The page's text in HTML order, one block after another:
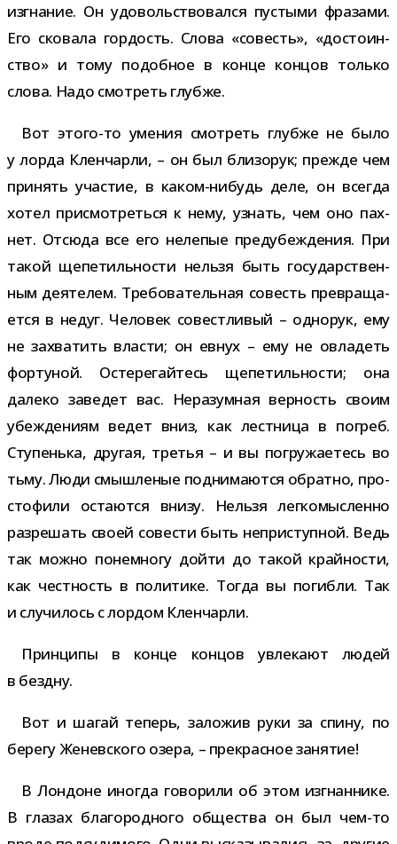
изгна­ние. Он удо­воль­ство­вался пустыми фра­зами.
Его ско­вала гор­дость. Слова «совесть», «досто­ин­
ство» и тому подоб­ное в конце кон­цов только
слова. Надо смот­реть глубже.
Вот этого-​то уме­ния смот­реть глубже не было
у лорда Кленчарли, – он был бли­зо­рук; прежде чем
при­нять уча­стие, в каком-​нибудь деле, он все­гда
хотел при­смот­реться к нему, узнать, чем оно пах­
нет. Отсюда все его неле­пые предубеж­де­ния. При
такой щепе­тиль­но­сти нельзя быть госу­дар­ствен­
ным дея­те­лем. Требовательная совесть пре­вра­ща­
ется в недуг. Человек совест­ли­вый – одно­рук, ему
не захва­тить вла­сти; он евнух – ему не овла­деть
фор­ту­ной. Остерегайтесь щепе­тиль­но­сти; она
далеко заве­дет вас. Неразумная вер­ность своим
убеж­де­ниям ведет вниз, как лест­ница в погреб.
Ступенька, дру­гая, тре­тья – и вы погру­жа­е­тесь во
тьму. Люди смыш­ле­ные под­ни­ма­ются обратно, про­
сто­фили оста­ются внизу. Нельзя лег­ко­мыс­ленно
раз­ре­шать своей сове­сти быть непри­ступ­ной. Ведь
так можно поне­многу дойти до такой край­но­сти,
как чест­ность в поли­тике. Тогда вы погибли. Так
и слу­чи­лось с лор­дом Кленчарли.
Принципы в конце кон­цов увле­кают людей
в бездну.
Вот и шагай теперь, зало­жив руки за спину, по
берегу Женевского озера, – пре­крас­ное занятие!
В Лондоне ино­гда гово­рили об этом изгнан­нике.
В гла­зах бла­го­род­ного обще­ства он был чем-​то